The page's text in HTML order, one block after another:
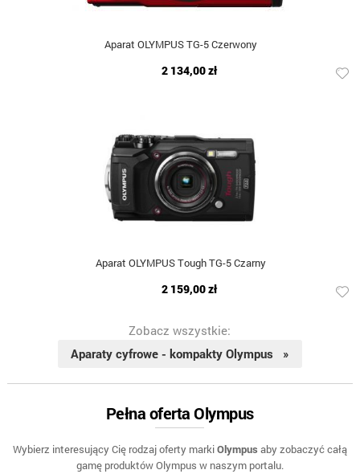
Aparat OLYMPUS TG-5 Czerwony
2 134,00 zł
Aparat OLYMPUS Tough TG-5 Czarny
2 159,00 zł
Zobacz wszystkie:
Aparaty cyfrowe - kompakty Olympus »
Pełna oferta Olympus
Wybierz interesujący Cię rodzaj oferty markiOlympus aby zobaczyć całą
gamę produktów Olympus w naszym portalu.